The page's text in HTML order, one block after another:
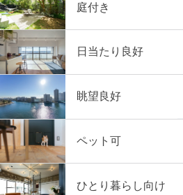
庭付き
日当たり良好
眺望良好
ペット可
ひとり暮らし向け